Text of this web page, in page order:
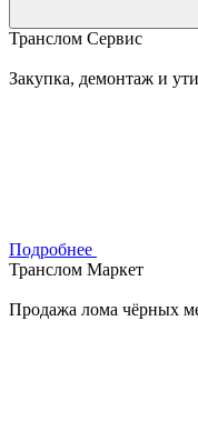
Транслом Сервис
Закупка, демонтаж и
Подробнее
Транслом Маркет
Продажа лома чёрных